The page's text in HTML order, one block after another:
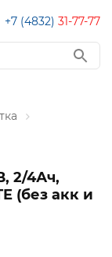
+7 (4832) 31-77-77
2/4Ач,
(без акк и